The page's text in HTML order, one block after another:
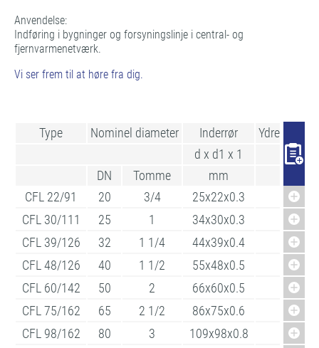
Anvendelse:
Indføring i bygninger og forsyningslinje i central- og
fjernvarmenetværk.
Vi ser frem til at høre fra dig.
Type Nominel diameter Inderrør
Ydre
d x d1 x 1
D
DN
Tomme mm
CFL 22/91
20 3/4 25x22x0.3
91
CFL 30/111
25 1 34x30x0.3
111
CFL 39/126
32 1 1/4 44x39x0.4
126
CFL 48/126
40 1 1/2 55x48x0.5
126
CFL 60/142
50 2 66x60x0.5
142
CFL 75/162
65 2 1/2 86x75x0.6
162
CFL 98/162
80 3 109x98x0.8
162